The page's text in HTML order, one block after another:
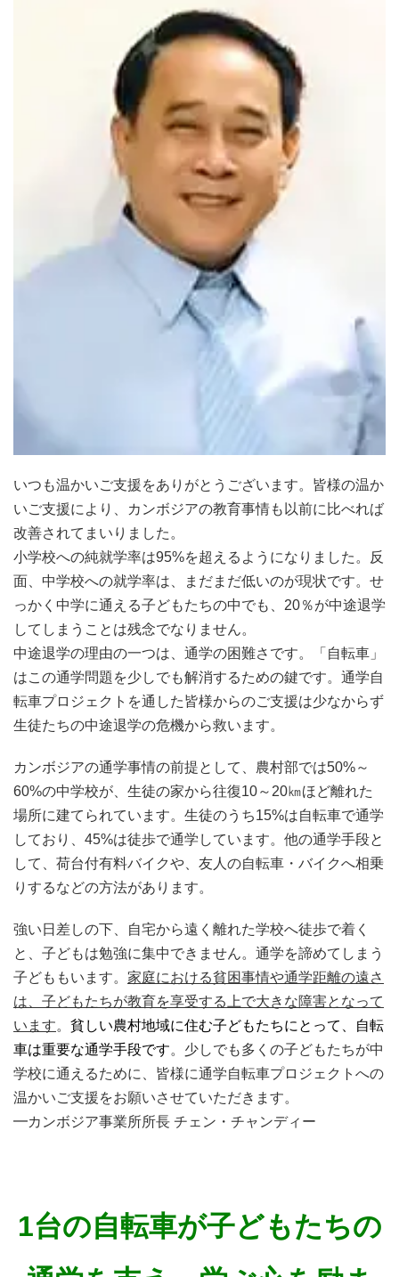
いつも温かいご支援をありがとうございます。 皆様の温か
いご支援により、カンボジアの教育事情も以前に比べれば
改善されてまいりました。
小学校への純就学率は95%を超えるようになりました。
反
面、中学校への就学率は、まだまだ低いのが現状です。 せ
っかく中学に通える子どもたちの中でも、20％が中途退学
してしまうことは残念でなりません。
中途退学の理由の一つは、通学の困難さです。「自転車」
はこの通学問題を少しでも解消するための鍵です。通学自
転車プロジェクトを通した皆様からのご支援は少なからず
生徒たちの中途退学の危機から救います。
カンボジアの通学事情の前提として、 農村部では50%～
60%の中学校が、生徒の家から往復10～20㎞ほど離れた
場所に建てられています。 生徒のうち15%は自転車で通学
しており、45%は徒歩で通学しています。 他の通学手段と
して、荷台付有料バイクや、友人の自転車・バイクへ相乗
りするなどの方法があります。
強い日差しの下、自宅から遠く離れた学校へ徒歩で着く
と、子どもは勉強に集中できません。通学を諦めてしまう
子どももいます。 家庭における貧困事情や通学距離の遠さ
は、子どもたちが教育を享受する上で大きな障害となって
います。 貧しい農村地域に住む子どもたちにとって、自転
車は重要な通学手段です。 少しでも多くの子どもたちが中
学校に通えるために、皆様に通学自転車プロジェクトへの
温かいご支援をお願いさせていただきます。
━カンボジア事業所所長 チェン・チャンディー
1台の自転車が子どもたちの